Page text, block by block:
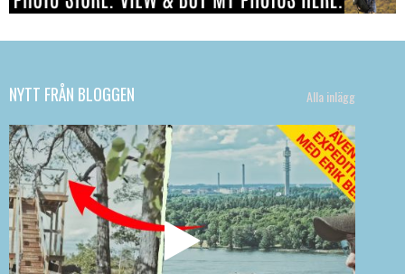
NYTT FRÅN BLOGGEN Alla inlägg